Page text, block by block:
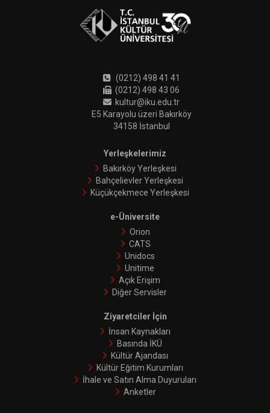
(0212) 498 41 41
(0212) 498 43 06
kultur@iku.edu.tr
E5 Karayolu üzeri Bakırköy
34158 İstanbul
Yerleşkelerimiz
Bakırköy Yerleşkesi
Bahçelievler Yerleşkesi
Küçükçekmece Yerleşkesi
e-Üniversite
Orion
CATS
Unidocs
Unitime
Açık Erişim
Diğer Servisler
Ziyaretciler İçin
İnsan Kaynakları
Basında İKÜ
Kültür Ajandası
Kültür Eğitim Kurumları
İhale ve Satın Alma Duyuruları
Anketler